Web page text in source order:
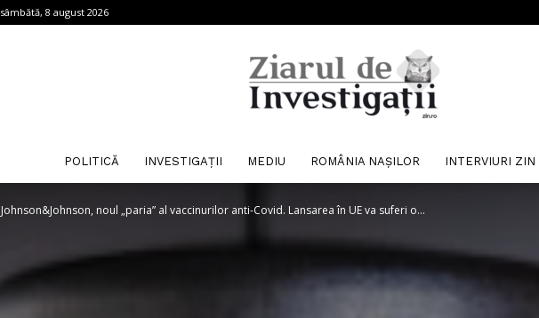
sâmbătă, 8 august 2026
Ziarul
POLITICĂ INVESTIGAȚII MEDIU ROMÂNIA NAȘILOR INTERVIURI ZIN
Johnson&Johnson, noul „paria” al vaccinurilor anti-Covid. Lansarea în UE va suferi o...